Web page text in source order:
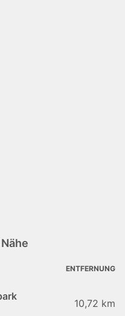
ENTFERNUNG
10,72 km